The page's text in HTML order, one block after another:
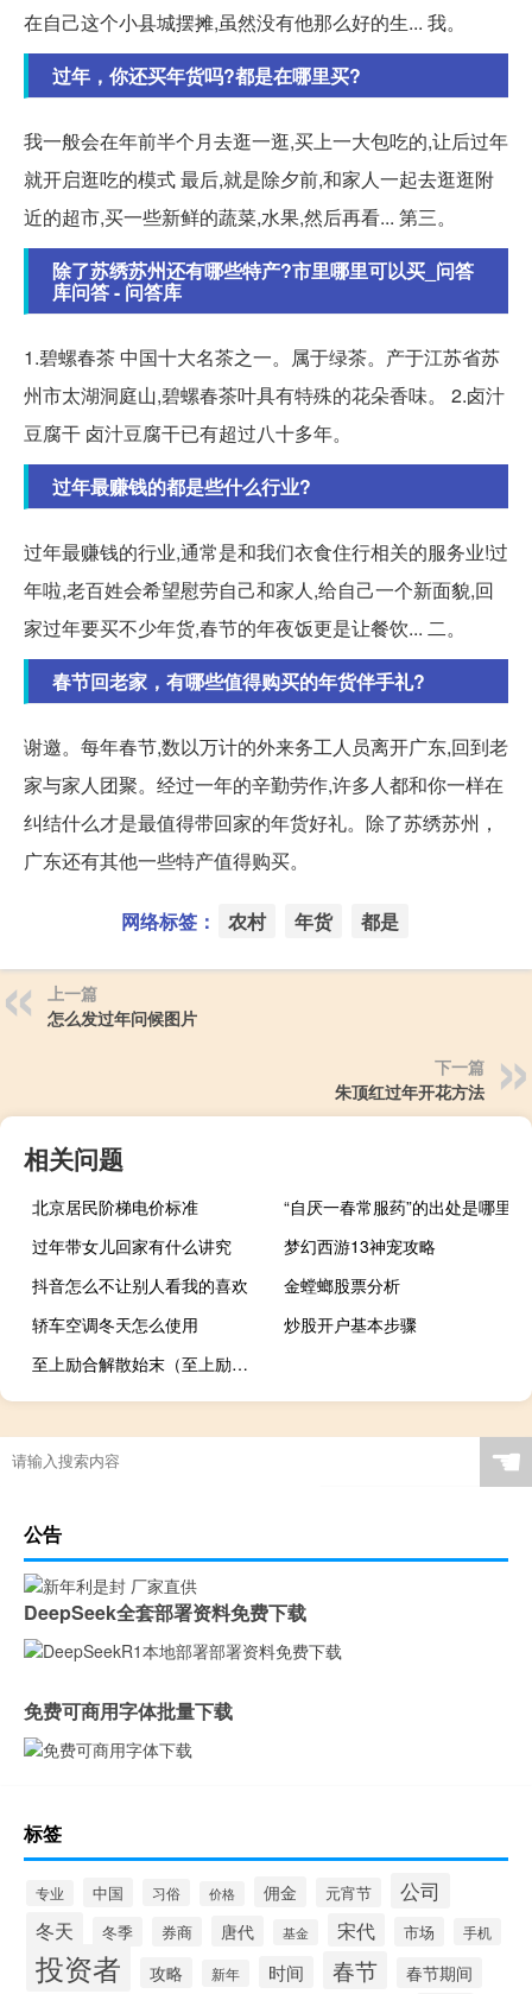
在自己这个小县城摆摊,虽然没有他那么好的生... 我。
过年，你还买年货吗?都是在哪里买?
我一般会在年前半个月去逛一逛,买上一大包吃的,让后过年
就开启逛吃的模式 最后,就是除夕前,和家人一起去逛逛附
近的超市,买一些新鲜的蔬菜,水果,然后再看... 第三。
除了苏绣苏州还有哪些特产?市里哪里可以买_问答
库问答 - 问答库
1.碧螺春茶 中国十大名茶之一。属于绿茶。产于江苏省苏
州市太湖洞庭山,碧螺春茶叶具有特殊的花朵香味。 2.卤汁
豆腐干 卤汁豆腐干已有超过八十多年。
过年最赚钱的都是些什么行业?
过年最赚钱的行业,通常是和我们衣食住行相关的服务业!过
年啦,老百姓会希望慰劳自己和家人,给自己一个新面貌,回
家过年要买不少年货,春节的年夜饭更是让餐饮... 二。
春节回老家，有哪些值得购买的年货伴手礼?
谢邀。每年春节,数以万计的外来务工人员离开广东,回到老
家与家人团聚。经过一年的辛勤劳作,许多人都和你一样在
纠结什么才是最值得带回家的年货好礼。除了苏绣苏州，
广东还有其他一些特产值得购买。
网络标签： 农村 年货 都是
上一篇
怎么发过年问候图片
下一篇
朱顶红过年开花方法
相关问题
北京居民阶梯电价标准
“自厌一春常服药”的出处是哪里
过年带女儿回家有什么讲究
梦幻西游13神宠攻略
抖音怎么不让别人看我的喜欢
金螳螂股票分析
轿车空调冬天怎么使用
炒股开户基本步骤
至上励合解散始末（至上励合解散）
☚
公告
DeepSeek全套部署资料免费下载
免费可商用字体批量下载
标签
专业 中国 习俗 价格 佣金 元宵节
公司
冬天
冬季 券商 唐代 基金 宋代 市场 手机
投资者 攻略 新年 时间 春节 春节期间